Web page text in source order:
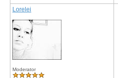
Lorelei
Moderator